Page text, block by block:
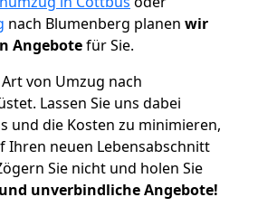
nach Blumenberg planen wir
Angebotefür Sie.
von Umzug nach
Lassen Sie uns dabei
und die Kosten zu minimieren,
Ihren neuen Lebensabschnitt
Sie nicht und holen Sie
unverbindliche Angebote!